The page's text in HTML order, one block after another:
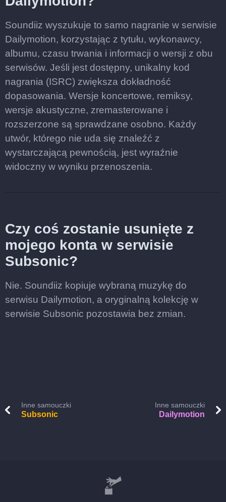
Soundiiz wyszukuje to samo nagranie w serwisie
Dailymotion, korzystając z tytułu, wykonawcy,
albumu, czasu trwania i informacji o wersji z obu
serwisów. Jeśli jest dostępny, unikalny kod
nagrania (ISRC) zwiększa dokładność
dopasowania. Wersje koncertowe, remiksy,
wersje akustyczne, zremasterowane i
rozszerzone są sprawdzane osobno. Każdy
utwór, którego nie uda się znaleźć z
wystarczającą pewnością, jest wyraźnie
widoczny w wyniku przenoszenia.
Czy coś zostanie usunięte z
mojego konta w serwisie
Subsonic?
Nie. Soundiiz kopiuje wybraną muzykę do
serwisu Dailymotion, a oryginalną kolekcję w
serwisie Subsonic pozostawia bez zmian.
Inne samouczki
Subsonic
Inne samouczki
Dailymotion